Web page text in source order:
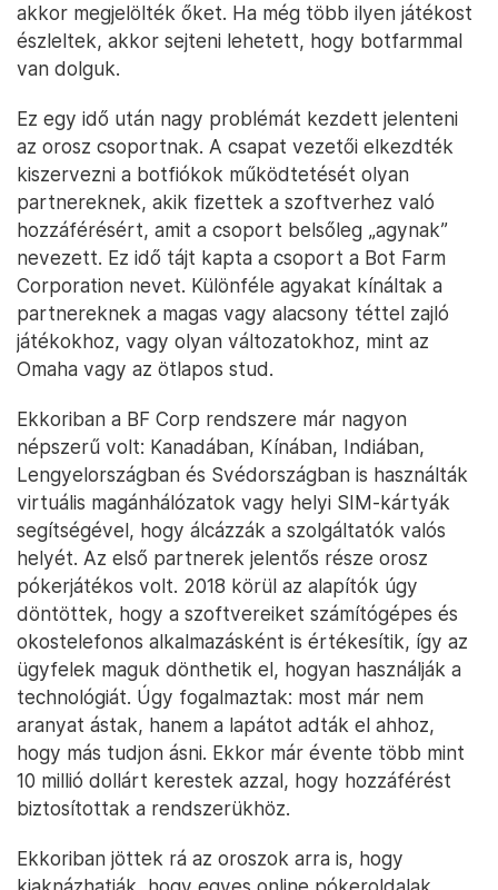
akkor megjelölték őket. Ha még több ilyen játékost
észleltek, akkor sejteni lehetett, hogy botfarmmal
van dolguk.
Ez egy idő után nagy problémát kezdett jelenteni
az orosz csoportnak. A csapat vezetői elkezdték
kiszervezni a botfiókok működtetését olyan
partnereknek, akik fizettek a szoftverhez való
hozzáférésért, amit a csoport belsőleg „agynak”
nevezett. Ez idő tájt kapta a csoport a Bot Farm
Corporation nevet. Különféle agyakat kínáltak a
partnereknek a magas vagy alacsony téttel zajló
játékokhoz, vagy olyan változatokhoz, mint az
Omaha vagy az ötlapos stud.
Ekkoriban a BF Corp rendszere már nagyon
népszerű volt: Kanadában, Kínában, Indiában,
Lengyelországban és Svédországban is használták
virtuális magánhálózatok vagy helyi SIM-kártyák
segítségével, hogy álcázzák a szolgáltatók valós
helyét. Az első partnerek jelentős része orosz
pókerjátékos volt. 2018 körül az alapítók úgy
döntöttek, hogy a szoftvereiket számítógépes és
okostelefonos alkalmazásként is értékesítik, így az
ügyfelek maguk dönthetik el, hogyan használják a
technológiát. Úgy fogalmaztak: most már nem
aranyat ástak, hanem a lapátot adták el ahhoz,
hogy más tudjon ásni. Ekkor már évente több mint
10 millió dollárt kerestek azzal, hogy hozzáférést
biztosítottak a rendszerükhöz.
Ekkoriban jöttek rá az oroszok arra is, hogy